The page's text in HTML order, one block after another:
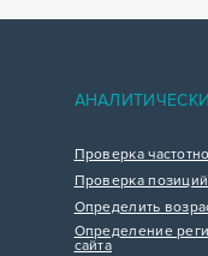
Проверка
Проверка
Определить
Определение
сайта